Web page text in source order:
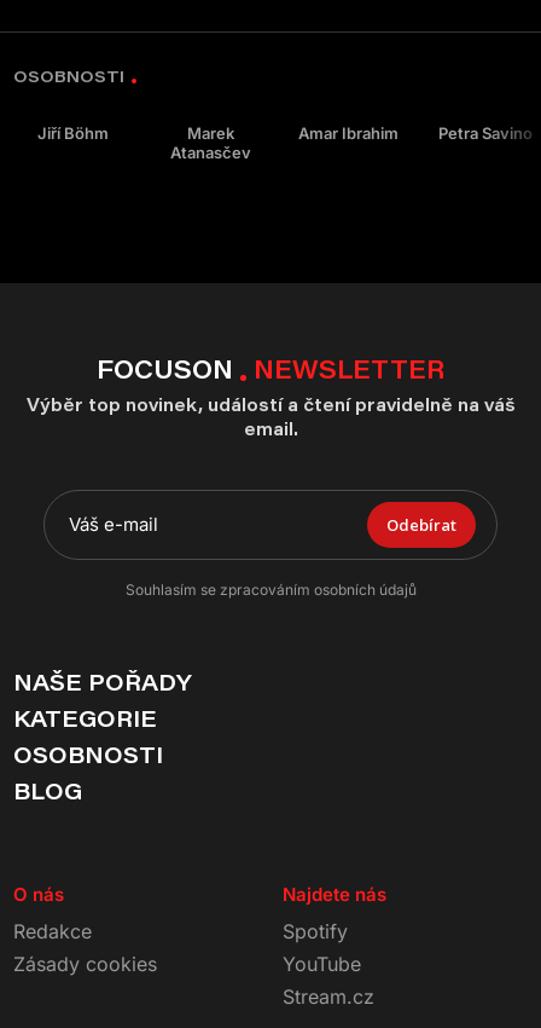
OSOBNOSTI
Jiří Böhm
Marek
Atanasčev
Amar Ibrahim Petra Savino
FOCUSON NEWSLETTER
Výběr top novinek, událostí a čtení pravidelně na váš
email.
Odebírat
Souhlasím se zpracováním osobních údajů
NAŠE POŘADY
KATEGORIE
OSOBNOSTI
BLOG
O nás
Redakce
Zásady cookies
Najdete nás
Spotify
YouTube
Stream.cz